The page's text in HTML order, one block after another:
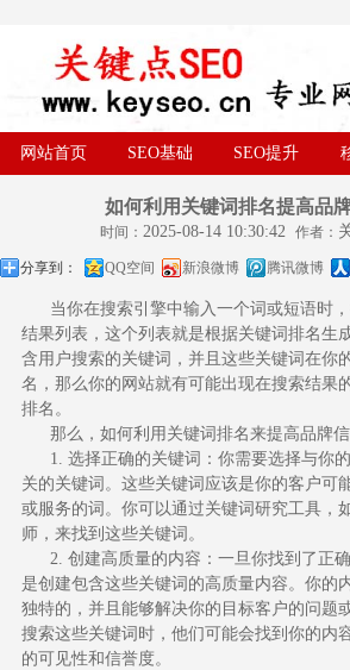
网站首页 SEO基础 SEO提升
如何利用关键词排名提高品
时间： 2025-08-14 10:30:42 作者：
分享到： QQ空间 新浪微博 腾讯微博
当你在搜索引擎中输入一个词或短语时，
结果列表，这个列表就是根据关键词排名生
含用户搜索的关键词，并且这些关键词在你
名，那么你的网站就有可能出现在搜索结果
排名 。
那么，如何利用关键词排名来提高品牌信
1. 选择正确的关键词：你需要选择与你的
关的关键词。这些关键词应该是你的客户可
或服务的词。你可以通过关键词研究工具，
师，来找到这些关键词。
2. 创建高质量的内容：一旦你找到了正
是创建包含这些关键词的高质量内容。你的
独特的，并且能够解决你的目标客户的问题
搜索这些关键词时，他们可能会找到你的内
的可见性和信誉度。